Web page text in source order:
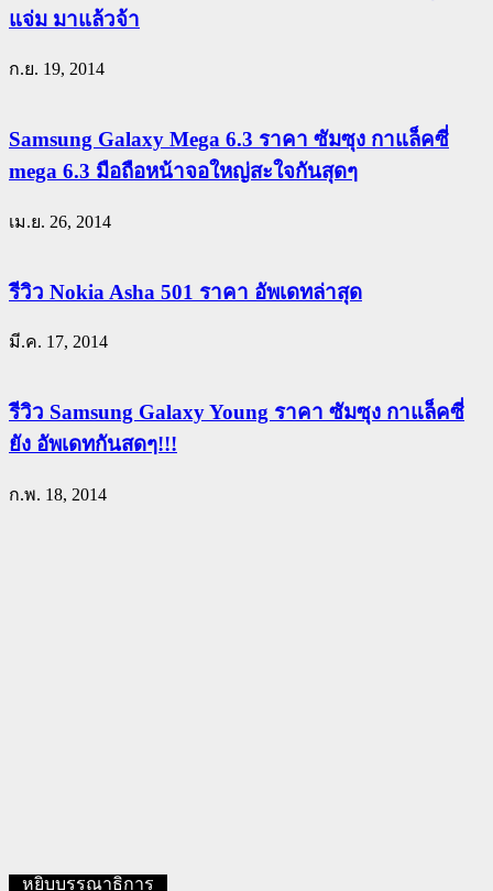
แจ่ม มาแล้วจ้า
ก.ย. 19, 2014
Samsung Galaxy Mega 6.3 ราคา ซัมซุง กาแล็คซี่
mega 6.3 มือถือหน้าจอใหญ่สะใจกันสุดๆ
เม.ย. 26, 2014
รีวิว Nokia Asha 501 ราคา อัพเดทล่าสุด
มี.ค. 17, 2014
รีวิว Samsung Galaxy Young ราคา ซัมซุง กาแล็คซี่
ยัง อัพเดทกันสดๆ!!!
ก.พ. 18, 2014
หยิบบรรณาธิการ